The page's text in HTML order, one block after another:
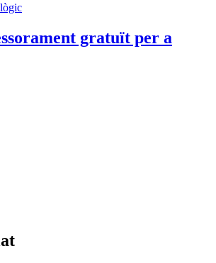
gratuït per a